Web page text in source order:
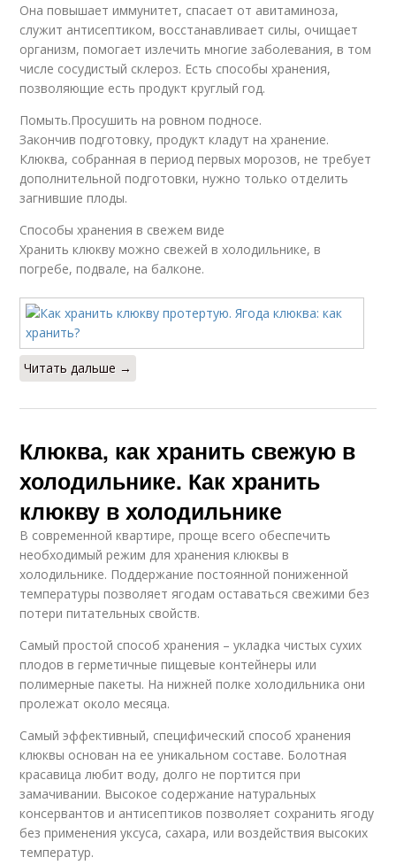
Она повышает иммунитет, спасает от авитаминоза,
служит антисептиком, восстанавливает силы, очищает
организм, помогает излечить многие заболевания, в том
числе сосудистый склероз. Есть способы хранения,
позволяющие есть продукт круглый год.
Помыть.Просушить на ровном подносе.
Закончив подготовку, продукт кладут на хранение.
Клюква, собранная в период первых морозов, не требует
дополнительной подготовки, нужно только отделить
загнившие плоды.
Способы хранения в свежем виде
Хранить клюкву можно свежей в холодильнике, в
погребе, подвале, на балконе.
Читать дальше →
Клюква, как хранить свежую в
холодильнике. Как хранить
клюкву в холодильнике
В современной квартире, проще всего обеспечить
необходимый режим для хранения клюквы в
холодильнике. Поддержание постоянной пониженной
температуры позволяет ягодам оставаться свежими без
потери питательных свойств.
Самый простой способ хранения – укладка чистых сухих
плодов в герметичные пищевые контейнеры или
полимерные пакеты. На нижней полке холодильника они
пролежат около месяца.
Самый эффективный, специфический способ хранения
клюквы основан на ее уникальном составе. Болотная
красавица любит воду, долго не портится при
замачивании. Высокое содержание натуральных
консервантов и антисептиков позволяет сохранить ягоду
без применения уксуса, сахара, или воздействия высоких
температур.